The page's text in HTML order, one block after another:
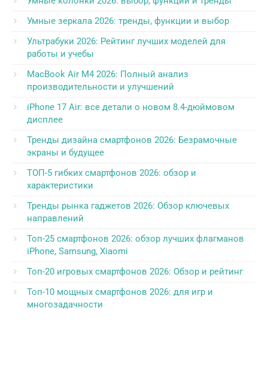
Умные зеркала 2026: тренды, функции и выбор
Ультрабуки 2026: Рейтинг лучших моделей для
работы и учебы
MacBook Air M4 2026: Полный анализ
производительности и улучшений
iPhone 17 Air: все детали о новом 8.4-дюймовом
дисплее
Тренды дизайна смартфонов 2026: Безрамочные
экраны и будущее
ТОП-5 гибких смартфонов 2026: обзор и
характеристики
Тренды рынка гаджетов 2026: Обзор ключевых
направлений
Топ-25 смартфонов 2026: обзор лучших флагманов
iPhone, Samsung, Xiaomi
Топ-20 игровых смартфонов 2026: Обзор и рейтинг
Топ-10 мощных смартфонов 2026: для игр и
многозадачности